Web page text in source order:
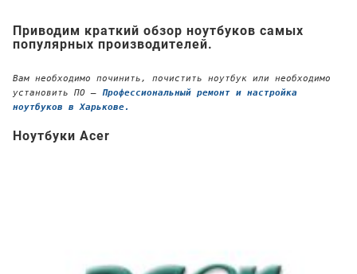
Приводим краткий обзор ноутбуков самых
популярных производителей.
Вам необходимо починить, почистить ноутбук или необходимо
установить ПО — Профессиональный ремонт и настройка
ноутбуков в Харькове.
Ноутбуки Acer